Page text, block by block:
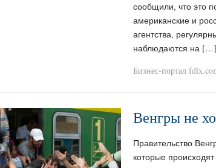
сообщили, что это
американские и
агентства,
наблюдаются на […]
Бизнес-портал
Венгры не
Правительство
которые